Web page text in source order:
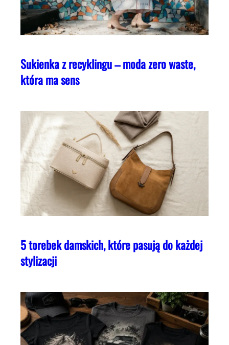
Sukienka z recyklingu – moda zero waste,
która ma sens
5 torebek damskich, które pasują do każdej
stylizacji